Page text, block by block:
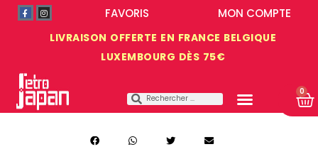
LIVRAISON OFFERTE EN FRANCE BELGIQUE
LUXEMBOURG DÈS 75€
MON COMPTE
FAVORIS
0